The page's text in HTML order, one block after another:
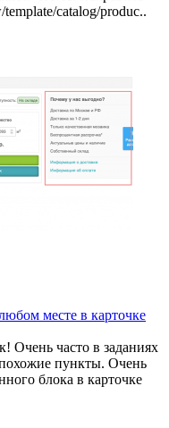
catalog/produc..
месте в карточке
Очень часто в заданиях
пункты. Очень
блока в карточке